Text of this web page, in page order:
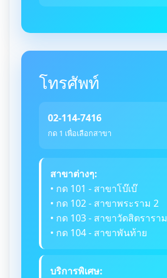
โทรศัพท์
02-114-7416
กด 1 เพื่อเลือกสาขา
สาขาต่างๆ:
• กด 101 - สาขาโบ๊เบ๊
• กด 102 - สาขาพระราม 2
• กด 103 - สาขาวัดสิตราราม
• กด 104 - สาขาพันท้าย
บริการพิเศษ: